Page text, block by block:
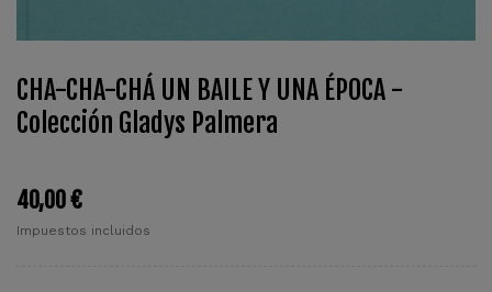
CHA-CHA-CHÁ UN BAILE Y UNA ÉPOCA -
Colección Gladys Palmera
40,00 €
Impuestos incluidos